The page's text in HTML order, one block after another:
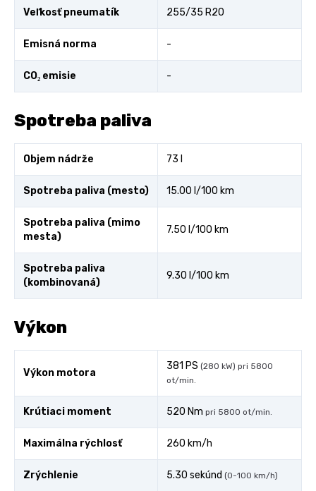
Veľkosť pneumatík 255/35 R20
Emisná norma -
CO₂ emisie -
Spotreba paliva
Objem nádrže 73 l
Spotreba paliva (mesto) 15.00 l/100 km
Spotreba paliva (mimo
mesta)
7.50 l/100 km
Spotreba paliva
(kombinovaná)
9.30 l/100 km
Výkon
Výkon motora
381 PS (280 kW) pri 5800
ot/min.
Krútiaci moment 520 Nm pri 5800 ot/min.
Maximálna rýchlosť 260 km/h
Zrýchlenie 5.30 sekúnd (0-100 km/h)